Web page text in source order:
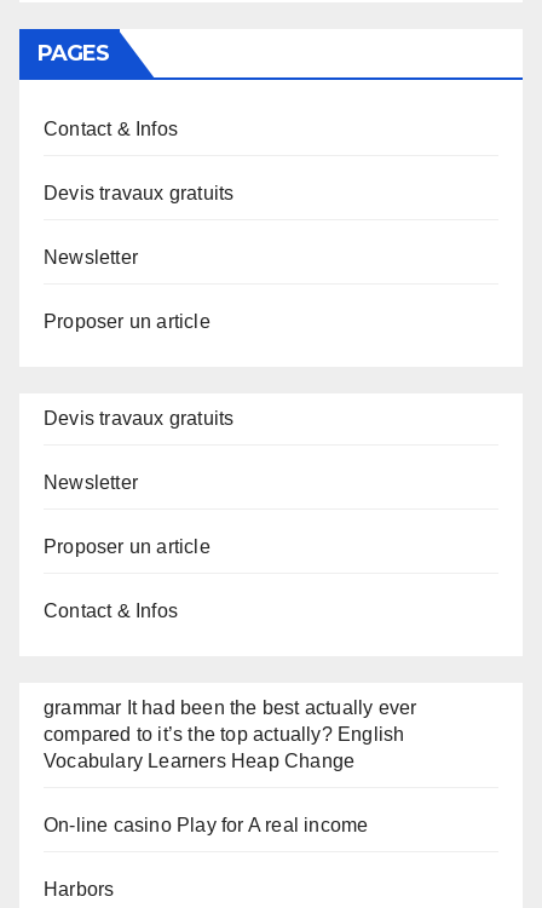
PAGES
Contact & Infos
Devis travaux gratuits
Newsletter
Proposer un article
Devis travaux gratuits
Newsletter
Proposer un article
Contact & Infos
grammar It had been the best actually ever
compared to it’s the top actually? English
Vocabulary Learners Heap Change
On-line casino Play for A real income
Harbors